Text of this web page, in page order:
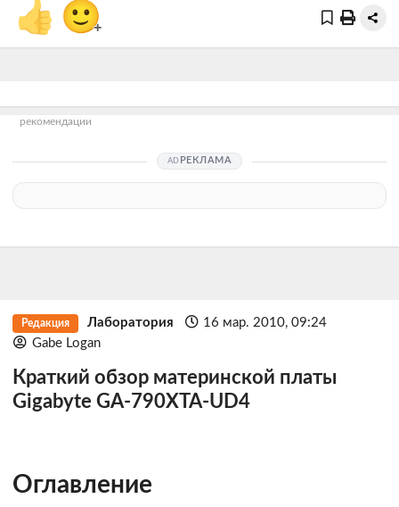
👍 🙂+
рекомендации
РЕКЛАМА
Редакция Лаборатория
16 мар. 2010, 09:24
Gabe Logan
Краткий обзор материнской платы
Gigabyte GA-790XTA-UD4
Оглавление